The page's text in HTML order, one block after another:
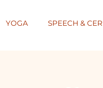
YOGA SPEECH &